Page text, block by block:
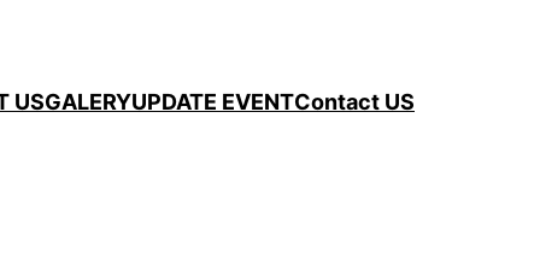
USGALERYUPDATE EVENTContact US